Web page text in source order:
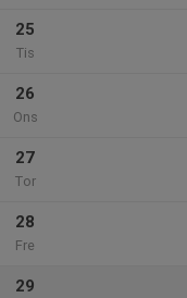
25
Tis
26
Ons
27
Tor
28
Fre
29